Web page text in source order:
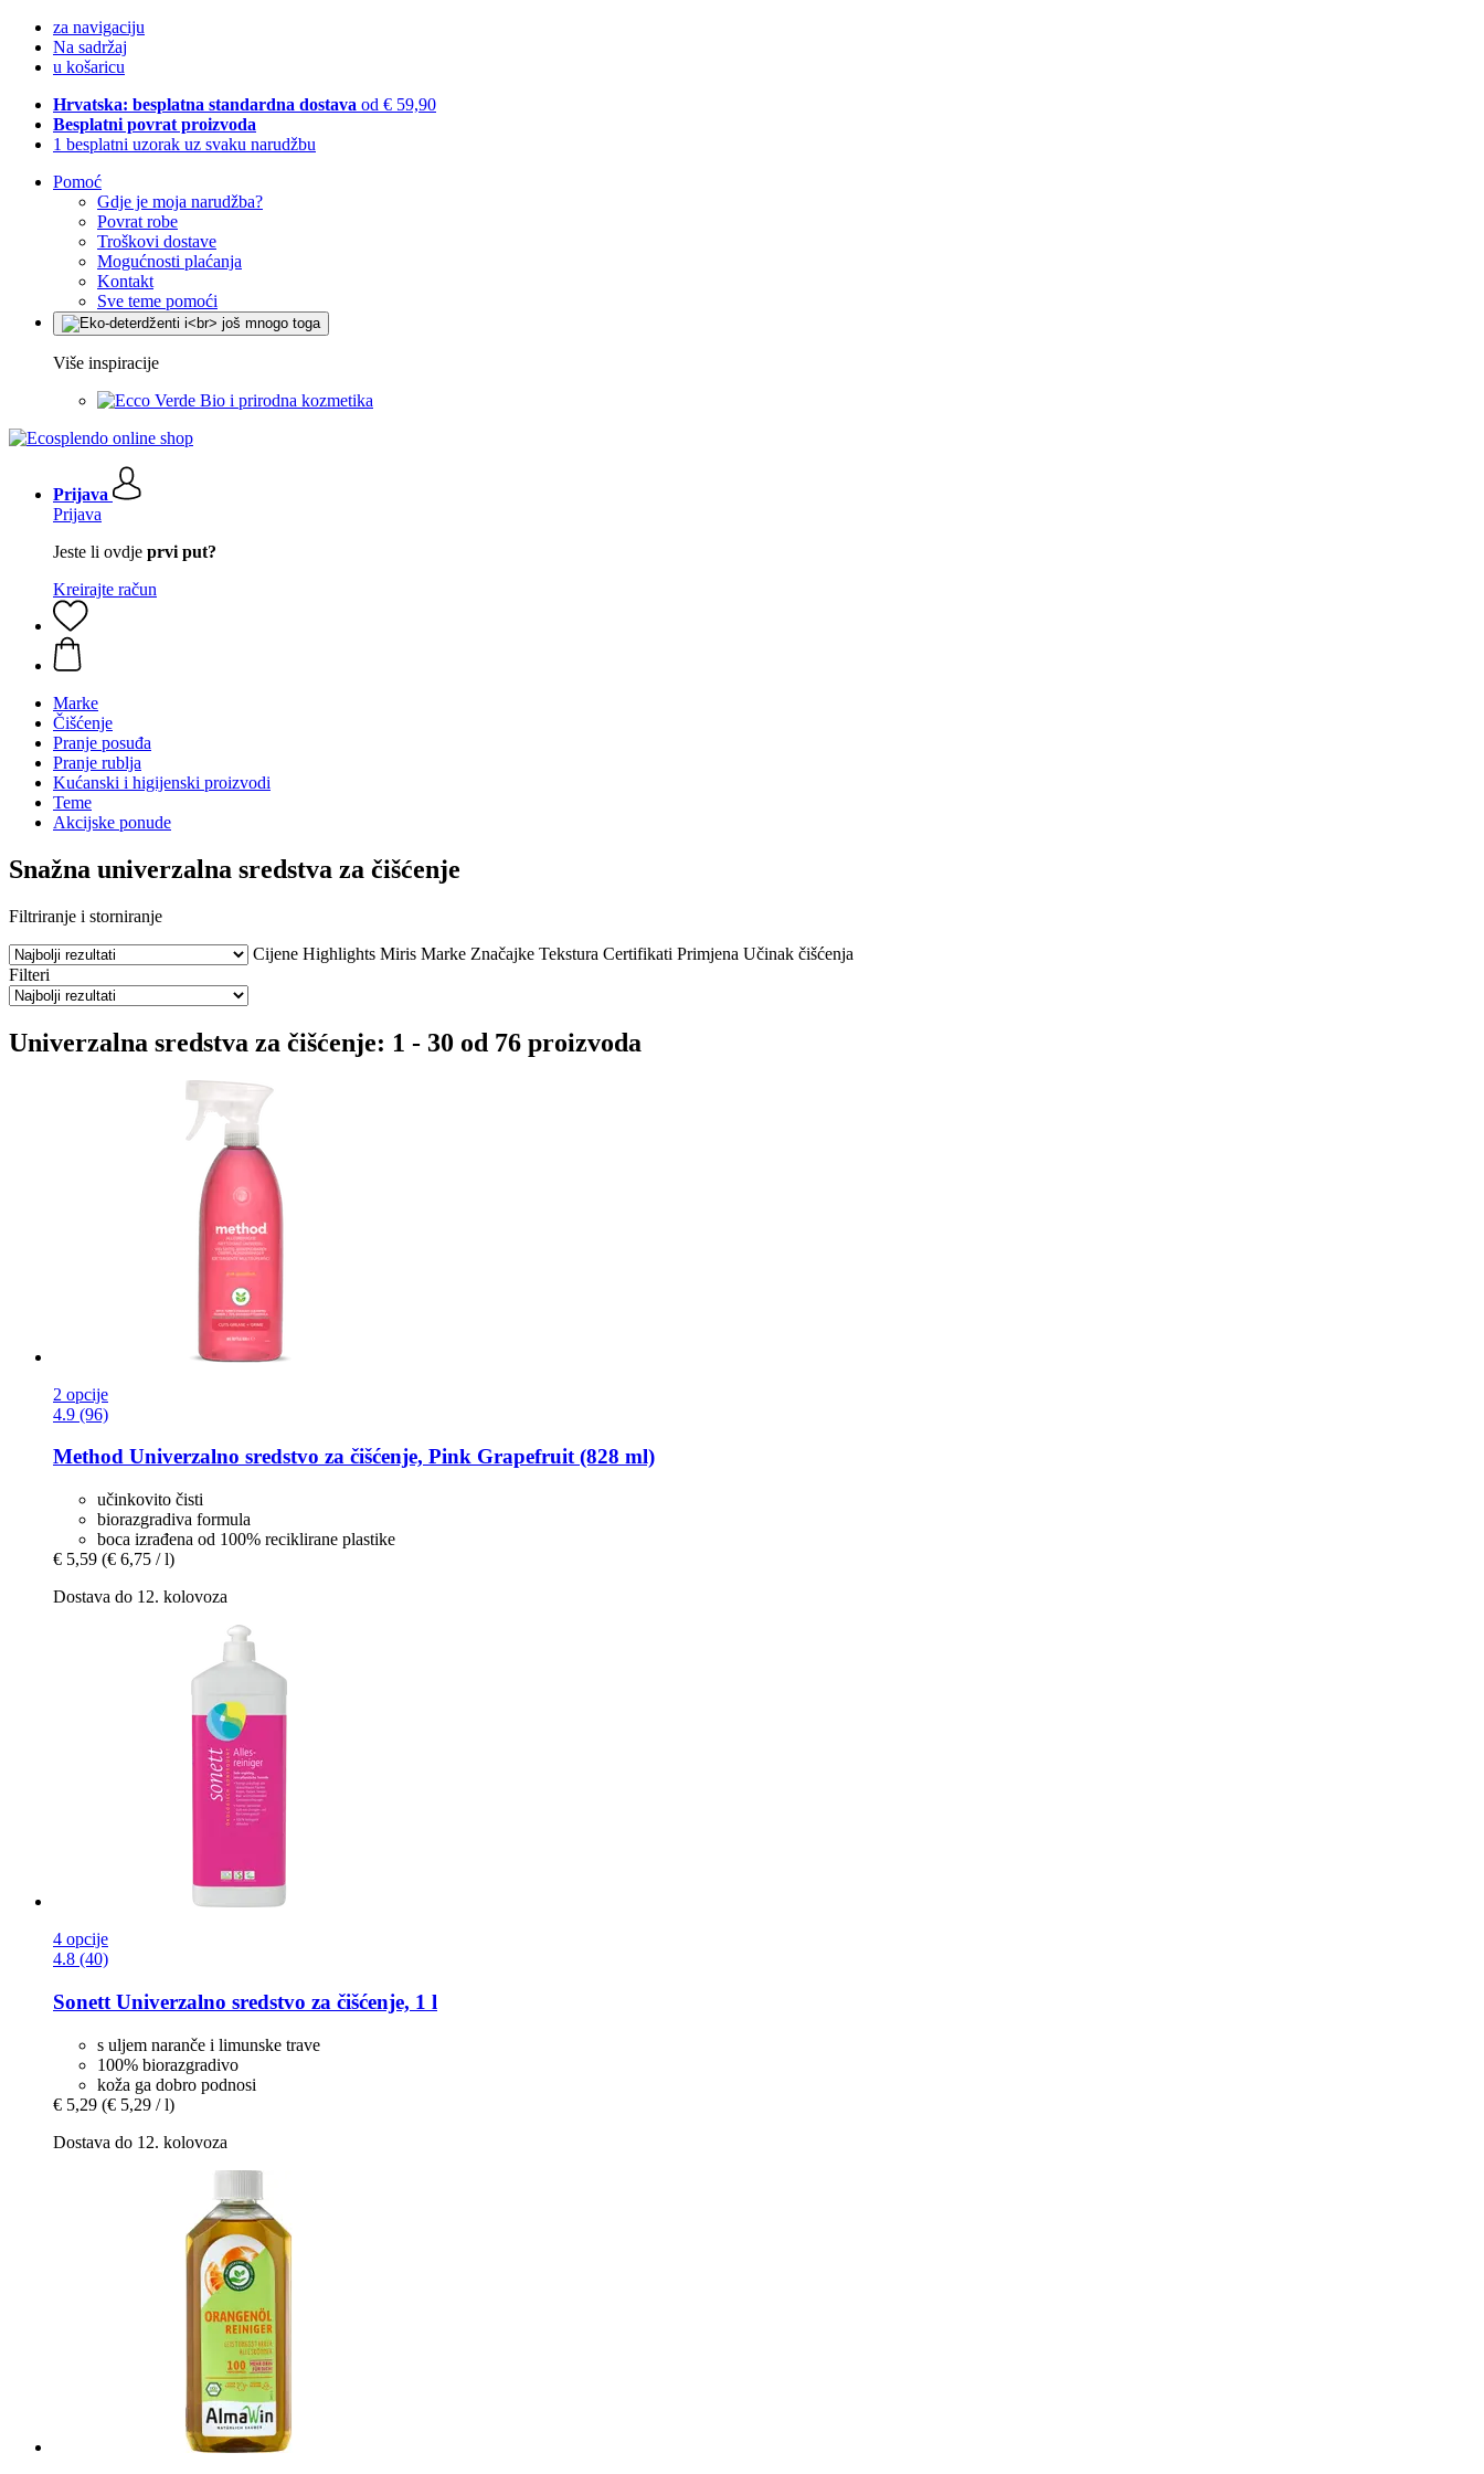
za navigaciju
Na sadržaj
u košaricu
Hrvatska: besplatna standardna dostava od € 59,90
Besplatni povrat proizvoda
1 besplatni uzorak uz svaku narudžbu
Pomoć
Gdje je moja narudžba?
Povrat robe
Troškovi dostave
Mogućnosti plaćanja
Kontakt
Sve teme pomoći
Više inspiracije
Bio i prirodna kozmetika
Prijava
Prijava
Jeste li ovdje prvi put?
Kreirajte račun
Marke
Čišćenje
Pranje posuđa
Pranje rublja
Kućanski i higijenski proizvodi
Teme
Akcijske ponude
Snažna univerzalna sredstva za čišćenje
Filtriranje i storniranje
Cijene Highlights Miris Marke Značajke Tekstura Certifikati Primjena Učinak čišćenja
Filteri
Univerzalna sredstva za čišćenje: 1 - 30 od 76 proizvoda
2 opcije
4.9 (96)
Method Univerzalno sredstvo za čišćenje, Pink Grapefruit (828 ml)
učinkovito čisti
biorazgradiva formula
boca izrađena od 100% reciklirane plastike
€ 5,59 (€ 6,75 / l)
Dostava do 12. kolovoza
4 opcije
4.8 (40)
Sonett Univerzalno sredstvo za čišćenje, 1 l
s uljem naranče i limunske trave
100% biorazgradivo
koža ga dobro podnosi
€ 5,29 (€ 5,29 / l)
Dostava do 12. kolovoza